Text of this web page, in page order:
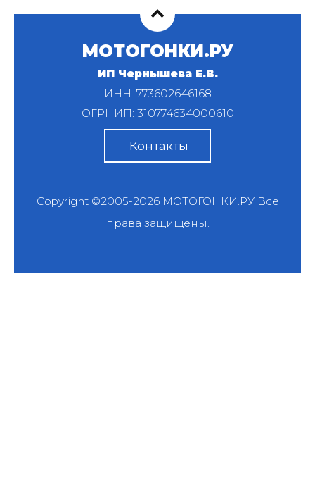
МОТОГОНКИ.РУ
ИП Чернышева Е.В.
ИНН: 773602646168
ОГРНИП: 310774634000610
Контакты
Copyright ©2005-2026 МОТОГОНКИ.РУВсе
права защищены.